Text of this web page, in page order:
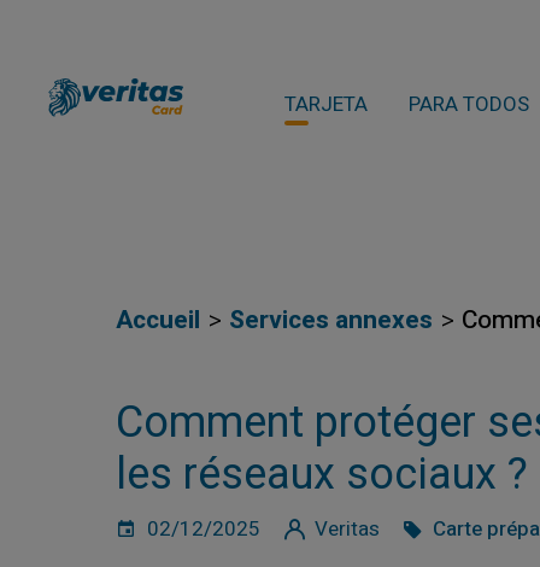
TARJETA PARA TODOS
Accueil Services annexes
Comment protéger
les réseaux sociaux ?
02/12/2025 Veritas Carte